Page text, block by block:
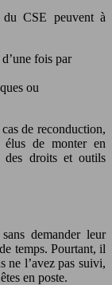
du CSE peuvent à
fois par
ou
de reconduction,
élus de monter en
des droits et outils
demander leur
temps. Pourtant, il
ne l’avez pas suivi,
en poste.